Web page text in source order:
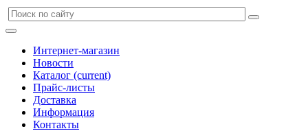
Интернет-магазин
Новости
Каталог (current)
Прайс-листы
Доставка
Информация
Контакты